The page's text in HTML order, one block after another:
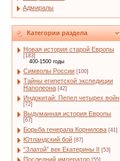
Адмиралы
Категории раздела
Новая история старой Европы
[183]
400-1500 годы
Символы России [100]
Тайны египетской экспедиции
Наполеона [42]
Индокитай: Пепел четырех войн
[72]
Выдуманная история Европы
[67]
Борьба генерала Корнилова [41]
Ютландский бой [87]
“Златой” век Екатерины II [53]
Последний император [55]